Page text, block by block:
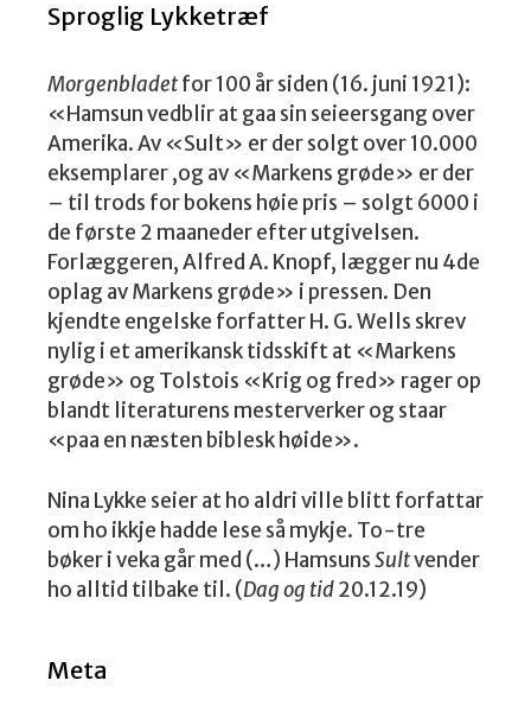
Sproglig Lykketræf
Morgenbladetfor 100 år siden (16. juni 1921):
«Hamsun vedblir at gaa sin seieersgang over
Amerika. Av «Sult» er der solgt over 10.000
eksemplarer ,og av «Markens grøde» er der
– til trods for bokens høie pris – solgt 6000 i
de første 2 maaneder efter utgivelsen.
Forlæggeren, Alfred A. Knopf, lægger nu 4de
oplag av Markens grøde» i pressen. Den
kjendte engelske forfatter H. G. Wells skrev
nylig i et amerikansk tidsskift at «Markens
grøde» og Tolstois «Krig og fred» rager op
blandt literaturens mesterverker og staar
«paa en næsten biblesk høide».
Nina Lykke seier at ho aldri ville blitt forfattar
om ho ikkje hadde lese så mykje. To-tre
bøker i veka går med (…) HamsunsSultvender
ho alltid tilbake til. (Dag og tid20.12.19)
Meta